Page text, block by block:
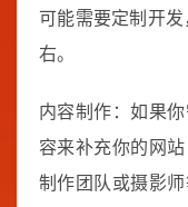
可能需要定制开
右。
内容制作：如果
容来补充你的网
制作团队或摄影